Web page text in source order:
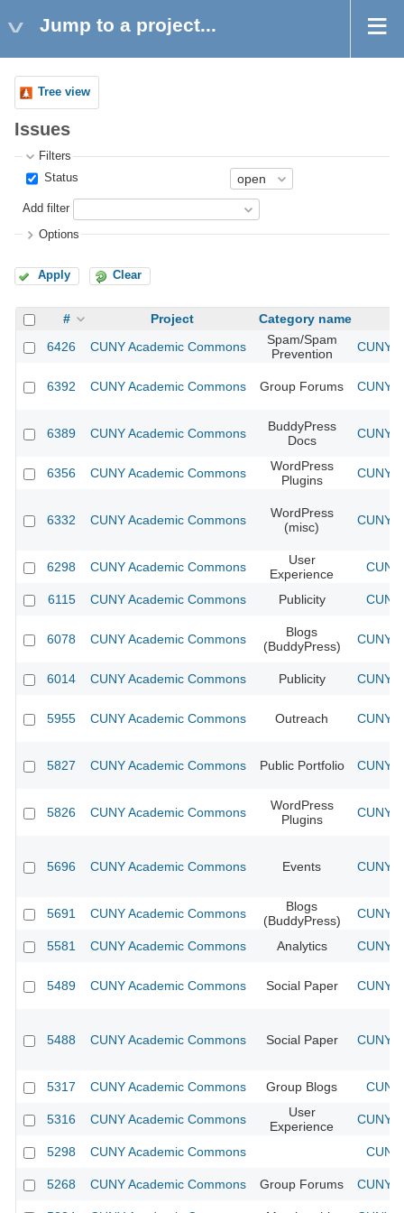
Jump to a project...
Tree view
Issues
Filters
Status
Add filter
Options
Apply Clear
# Project
Category name
6426
CUNY Academic Commons
Spam/Spam
Prevention
CUNY
6392 CUNY Academic Commons Group Forums CUNY
6389 CUNY Academic Commons
BuddyPress
Docs
CUNY
6356 CUNY Academic Commons
WordPress
Plugins
CUNY
6332 CUNY Academic Commons
WordPress
(misc)
CUNY
6298 CUNY Academic Commons
User
Experience
6115 CUNY Academic Commons Publicity
6078 CUNY Academic Commons
Blogs
(BuddyPress)
CUNY
6014 CUNY Academic Commons Publicity CUNY
5955 CUNY Academic Commons Outreach CUNY
5827 CUNY Academic Commons Public Portfolio CUNY
5826 CUNY Academic Commons
WordPress
Plugins
CUNY
5696 CUNY Academic Commons Events CUNY
5691 CUNY Academic Commons
Blogs
(BuddyPress)
CUNY
5581 CUNY Academic Commons Analytics CUNY
5489 CUNY Academic Commons Social Paper CUNY
5488 CUNY Academic Commons Social Paper CUNY
5317 CUNY Academic Commons Group Blogs
5316 CUNY Academic Commons
User
Experience
CUNY
5298 CUNY Academic Commons
5268 CUNY Academic Commons Group Forums CUNY